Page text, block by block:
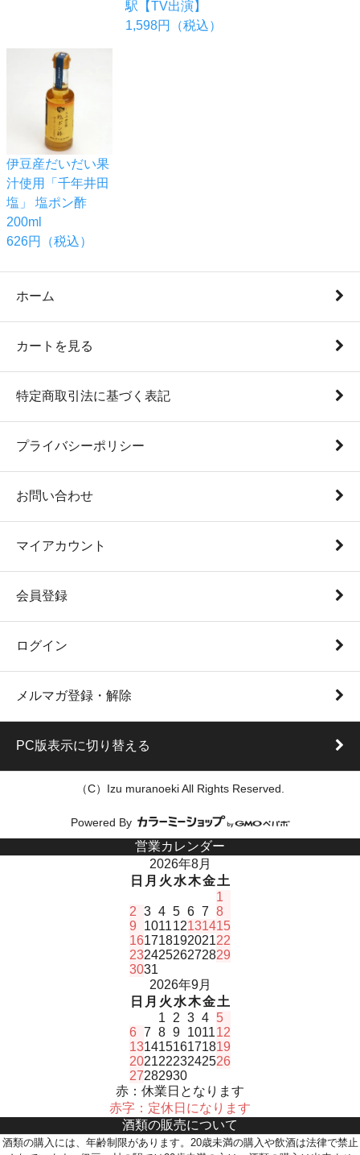
駅【TV出演】
1,598円（税込）
伊豆産だいだい果
汁使用「千年井田
塩」 塩ポン酢
200ml
626円（税込）
ホーム
カートを見る
特定商取引法に基づく表記
プライバシーポリシー
お問い合わせ
マイアカウント
会員登録
ログイン
メルマガ登録・解除
PC版表示に切り替える
（C）Izu muranoeki All Rights Reserved.
Powered By
営業カレンダー
2026年8月
日 月 火水木金土
1
2 3 4 5 6 7 8
9
101112131415
16171819202122
23242526272829
3031
2026年9月
日 月 火水木金土
1 2 3 4 5
6
7 8 9 101112
13141516171819
20212223242526
27282930
赤：休業日となります
赤字：定休日になります
酒類の販売について
酒類の購入には、年齢制限があります。20歳未満の購入や飲酒は法律で禁止